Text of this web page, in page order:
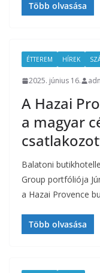
Több olvasása
ÉTTEREM HÍREK
2025. június 16.
A Hazai
a magyar
Balatoni
Group portfóliója
a Hazai Provence
Több olvasása